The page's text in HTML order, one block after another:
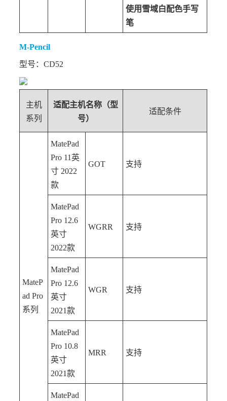
使用雪域白配色手写
笔
M-Pencil
型号：CD52
主机
系列
适配主机名称（型
号）
适配条件
MateP
ad Pro
系列
MatePad
Pro 11英
寸 2022
款
GOT 支持
MatePad
Pro 12.6
英寸
2022款
WGRR 支持
MatePad
Pro 12.6
英寸
2021款
WGR 支持
MatePad
Pro 10.8
英寸
2021款
MRR 支持
MatePad